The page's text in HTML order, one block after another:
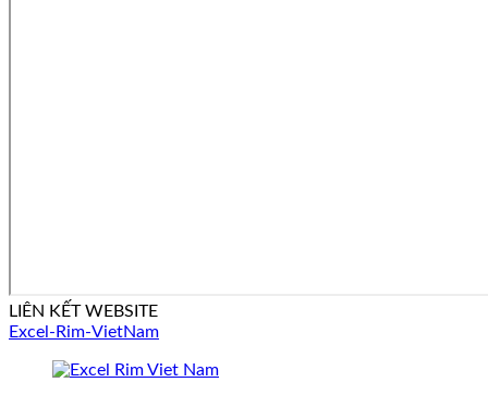
LIÊN KẾT WEBSITE
Excel-Rim-VietNam